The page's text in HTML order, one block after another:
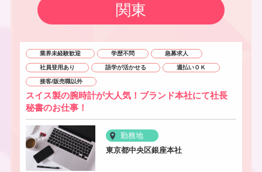
関東
業界未経験歓迎 学歴不問 急募求人
社員登用あり 語学が活かせる 週払いＯＫ
接客/販売職以外
スイス製の腕時計が大人気！ブランド本社にて社長
秘書のお仕事！
勤務地
東京都中央区銀座本社